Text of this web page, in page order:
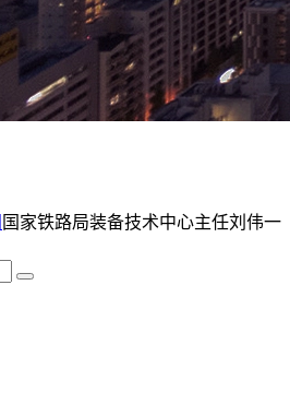
国家铁路局装备技术中心主任刘伟一